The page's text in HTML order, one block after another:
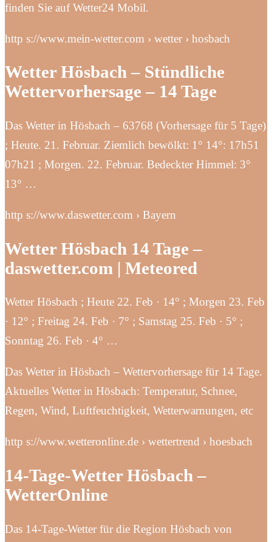
finden Sie auf Wetter24 Mobil.
http s://www.mein-wetter.com › wetter › hosbach
Wetter Hösbach – Stündliche
Wettervorhersage – 14 Tage
Das Wetter in Hösbach – 63768 (Vorhersage für 5 Tage)
; Heute. 21. Februar. Ziemlich bewölkt: 1° 14°: 17h51
07h21 ; Morgen. 22. Februar. Bedeckter Himmel: 3°
13° …
http s://www.daswetter.com › Bayern
Wetter Hösbach 14 Tage –
daswetter.com | Meteored
Wetter Hösbach ; Heute 22. Feb · 14° ; Morgen 23. Feb
· 12° ; Freitag 24. Feb · 7° ; Samstag 25. Feb · 5° ;
Sonntag 26. Feb · 4° …
Das Wetter in Hösbach – Wettervorhersage für 14 Tage.
Aktuelles Wetter in Hösbach: Temperatur, Schnee,
Regen, Wind, Luftfeuchtigkeit, Wetterwarnungen, etc
http s://www.wetteronline.de › wettertrend › hoesbach
14-Tage-Wetter Hösbach –
WetterOnline
Das 14-Tage-Wetter für die Region Hösbach von